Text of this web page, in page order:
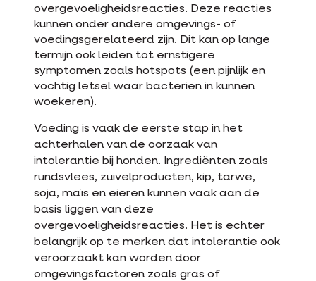
overgevoeligheidsreacties. Deze reacties
kunnen onder andere omgevings- of
voedingsgerelateerd zijn. Dit kan op lange
termijn ook leiden tot ernstigere
symptomen zoals hotspots (een pijnlijk en
vochtig letsel waar bacteriën in kunnen
woekeren).
Voeding is vaak de eerste stap in het
achterhalen van de oorzaak van
intolerantie bij honden. Ingrediënten zoals
rundsvlees, zuivelproducten, kip, tarwe,
soja, maïs en eieren kunnen vaak aan de
basis liggen van deze
overgevoeligheidsreacties. Het is echter
belangrijk op te merken dat intolerantie ook
veroorzaakt kan worden door
omgevingsfactoren zoals gras of